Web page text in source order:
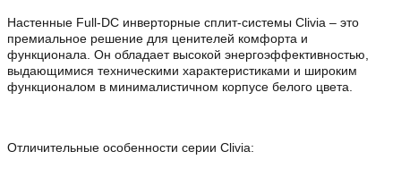
Настенные Full-DC инверторные сплит-системы Clivia – это
премиальное решение для ценителей комфорта и
функционала. Он обладает высокой энергоэффективностью,
выдающимися техническими характеристиками и широким
функционалом в минималистичном корпусе белого цвета.
Отличительные особенности серии Clivia: